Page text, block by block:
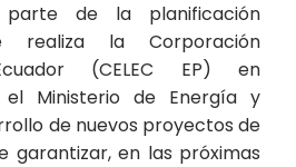
de la planificación
realiza la Corporación
(CELEC EP) en
el Ministerio de Energía y
de nuevos proyectos de
garantizar, en las próximas